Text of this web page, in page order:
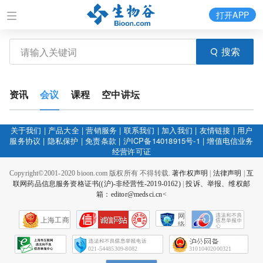
搜索
打开APP
资讯 会议 课程 空中讲坛
关于我们 | 产品大全|营销服务 | 联系我们 | 加入我们 | 友情链接 | 用户
服务协议 | 隐私保护 |免责条款 | 沪ICP备14018915号-1 |增值电信业务
经营许可证
Copyright©2001-2020 bioon.com 版权所有 不得转载.著作权声明 法律声明
互
联网药品信息服务资格证书((沪)-非经营性-2019-0162)|投诉、举报、维权邮
箱：editor@medsci.cn<
上海工商
网
络
会
征
021-54485309-8082 31010402000321